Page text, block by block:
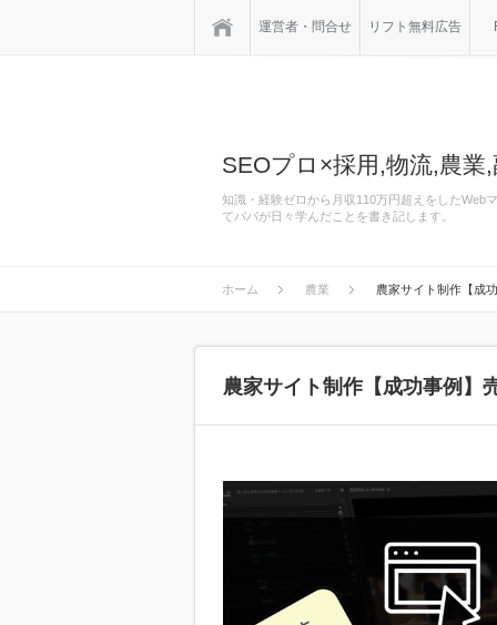
運営者・問合せ リフト無料広告
SEOプロ×採用,物流,農業
知識・経験ゼロから月収110万円超えをしたWeb
てパパが日々学んだことを書き記します。
ホーム 農業 農家サイト制作【成
農家サイト制作【成功事例】